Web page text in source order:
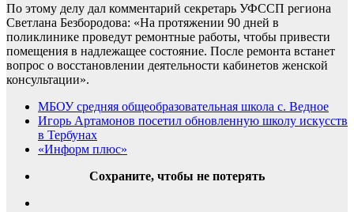
По этому делу дал комментарий секретарь УФССП региона
Светлана Безбородова: «На протяжении 90 дней в
поликлинике проведут ремонтные работы, чтобы привести
помещения в надлежащее состояние. После ремонта встанет
вопрос о восстановлении деятельности кабинетов женской
консультации».
МБОУ средняя общеобразовательная школа с. Ведное
Игорь Артамонов посетил обновленную школу искусств
в Тербунах
«Информ плюс»
Сохраните, чтобы не потерять